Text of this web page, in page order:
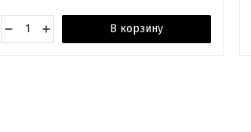
В корзину